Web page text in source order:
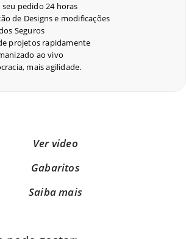
pedido 24 horas
de Designs e modificações
Seguros
projetos rapidamente
ao vivo
mais agilidade.
Ver video
Gabaritos
Saiba mais